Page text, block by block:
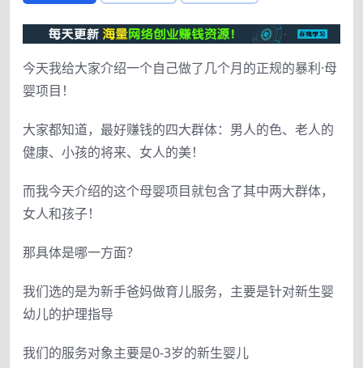
今天我给大家介绍一个自己做了几个月的正规的暴利·母
婴项目！
大家都知道，最好赚钱的四大群体：男人的色、老人的
健康、小孩的将来、女人的美！
而我今天介绍的这个母婴项目就包含了其中两大群体，
女人和孩子！
那具体是哪一方面？
我们选的是为新手爸妈做育儿服务，主要是针对新生婴
幼儿的护理指导
我们的服务对象主要是0-3岁的新生婴儿